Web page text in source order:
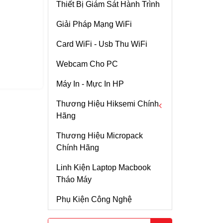
Thiết Bị Giám Sát Hành Trình
Giải Pháp Mạng WiFi
Card WiFi - Usb Thu WiFi
Webcam Cho PC
Máy In - Mực In HP
Thương Hiệu Hiksemi Chính
Hãng
Ổ Cứng SSD
RAM
SSD Di Động
Thương Hiệu Micropack
Chính Hãng
Linh Kiện Laptop Macbook
Tháo Máy
Phụ Kiện Công Nghệ
ROUTER WIFI
MIKROTIK HAP AC2
AC3150
Chi tiết
Rocket M2 Kèm
Phân Cực Góc 120
Chi tiết
Ubiquiti Airmax
Phân Cực + Cáp
SMA-Ntype